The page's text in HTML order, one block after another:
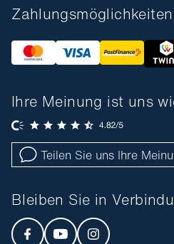
Zahlungsmöglichkeiten
Ihre Meinung ist uns
Teilen Sie uns Ihre
Bleiben Sie in